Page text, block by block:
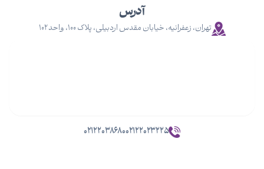
آدرس
تهران، زعفرانیه، خیابان مقدس اردبیلی، پلاک ۱۰۰، واحد ۱۰۲
۰۲۱۲۲۰۲۳۲۲۵۰۲۱۲۲۰۳۸۶۸۰